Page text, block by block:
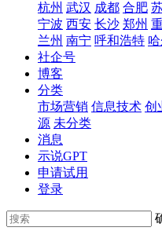
杭州 武汉 成都 合肥
宁波 西安 长沙 郑州
兰州 南宁 呼和浩特
社企号
博客
分类
市场营销 信息技术 创
源 未分类
消息
示说GPT
申请试用
登录